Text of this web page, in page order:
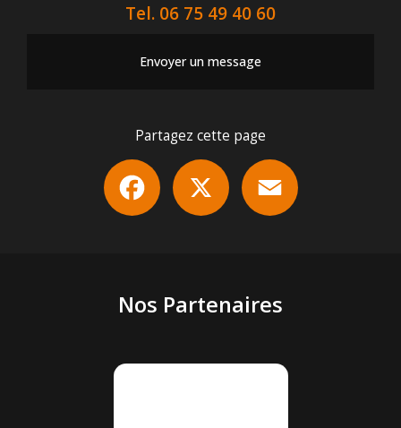
Tel. 06 75 49 40 60
Envoyer un message
Partagez cette page
Facebook
Nos Partenaires